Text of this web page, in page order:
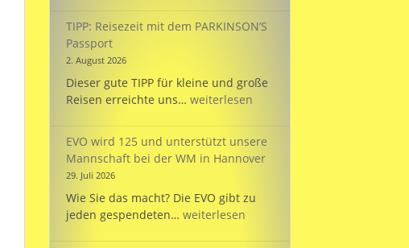
!
TIPP: Reisezeit mit dem PARKINSON’S
Passport
2. August 2026
Dieser gute TIPP für kleine und große
Reisen erreichte uns… TIPP:
dem
PARKINSON’S
weiterlesen
EVO wird 125 und unterstützt unsere
Mannschaft bei der WM in Hannover
29. Juli 2026
Wie Sie das macht? Die EVO gibt zu
jeden gespendeten… EVO
weiterlesen